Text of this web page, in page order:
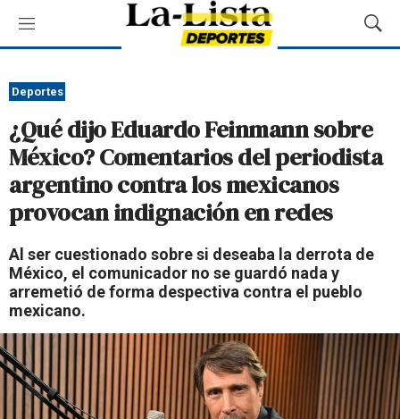
M
e
ú
M
o
a
B
e
Deportes
¿Qué dijo Eduardo Feinmann sobre
México? Comentarios del periodista
argentino contra los mexicanos
provocan indignación en redes
Al ser cuestionado sobre si deseaba la derrota de
México, el comunicador no se guardó nada y
arremetió de forma despectiva contra el pueblo
mexicano.